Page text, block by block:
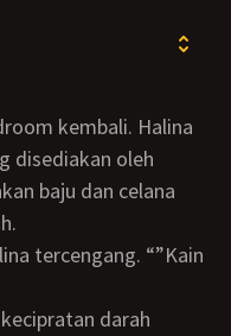
disediakan oleh
baju dan celana